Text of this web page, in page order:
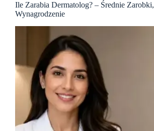
Ile Zarabia Dermatolog? – Średnie Zarobki,
Wynagrodzenie